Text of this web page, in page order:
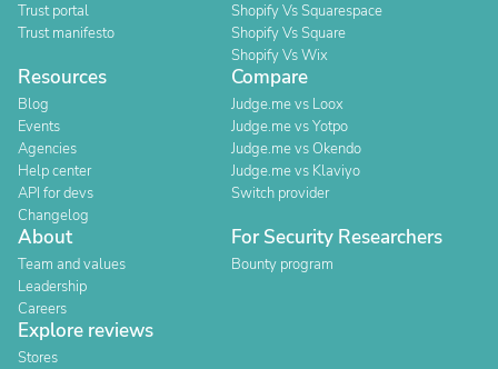
Trust portal
Trust manifesto
Shopify Vs Squarespace
Shopify Vs Square
Shopify Vs Wix
Resources
Blog
Events
Agencies
Help center
API for devs
Changelog
Compare
Judge.me vs Loox
Judge.me vs Yotpo
Judge.me vs Okendo
Judge.me vs Klaviyo
Switch provider
About
Team and values
Leadership
Careers
For Security Researchers
Bounty program
Explore reviews
Stores